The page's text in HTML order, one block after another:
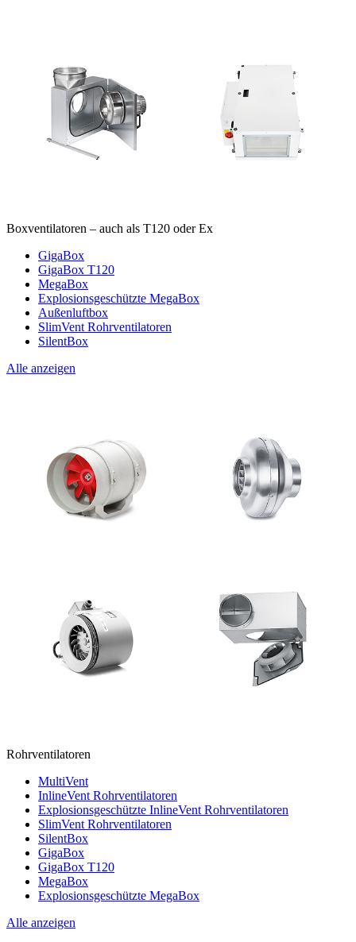
Boxventilatoren – auch als T120 oder Ex
GigaBox
GigaBox T120
MegaBox
Explosionsgeschützte MegaBox
Außenluftbox
SlimVent Rohrventilatoren
SilentBox
Alle anzeigen
Rohrventilatoren
MultiVent
InlineVent Rohrventilatoren
Explosionsgeschützte InlineVent Rohrventilatoren
SlimVent Rohrventilatoren
SilentBox
GigaBox
GigaBox T120
MegaBox
Explosionsgeschützte MegaBox
Alle anzeigen